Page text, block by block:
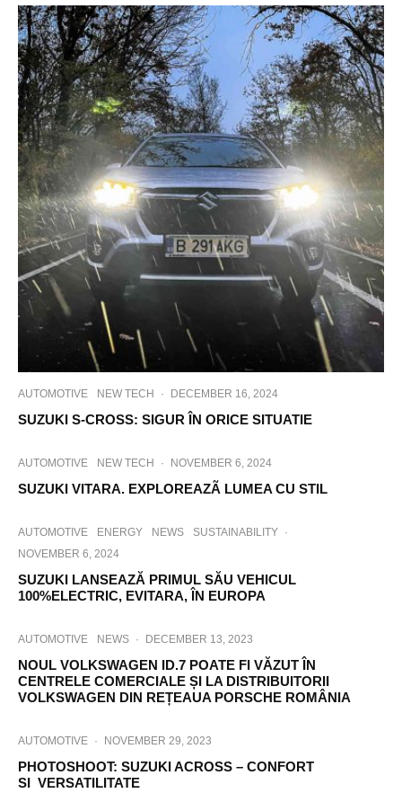
AUTOMOTIVE NEW TECH · DECEMBER 16, 2024
SUZUKI S-CROSS: SIGUR ÎN ORICE SITUATIE
AUTOMOTIVE NEW TECH · NOVEMBER 6, 2024
SUZUKI VITARA. EXPLOREAZÃ LUMEA CU STIL
AUTOMOTIVE ENERGY NEWS SUSTAINABILITY ·
NOVEMBER 6, 2024
SUZUKI LANSEAZĂ PRIMUL SĂU VEHICUL
100%ELECTRIC, EVITARA, ÎN EUROPA
AUTOMOTIVE NEWS · DECEMBER 13, 2023
NOUL VOLKSWAGEN ID.7 POATE FI VĂZUT ÎN
CENTRELE COMERCIALE ȘI LA DISTRIBUITORII
VOLKSWAGEN DIN REȚEAUA PORSCHE ROMÂNIA
AUTOMOTIVE · NOVEMBER 29, 2023
PHOTOSHOOT: SUZUKI ACROSS – CONFORT
SI VERSATILITATE